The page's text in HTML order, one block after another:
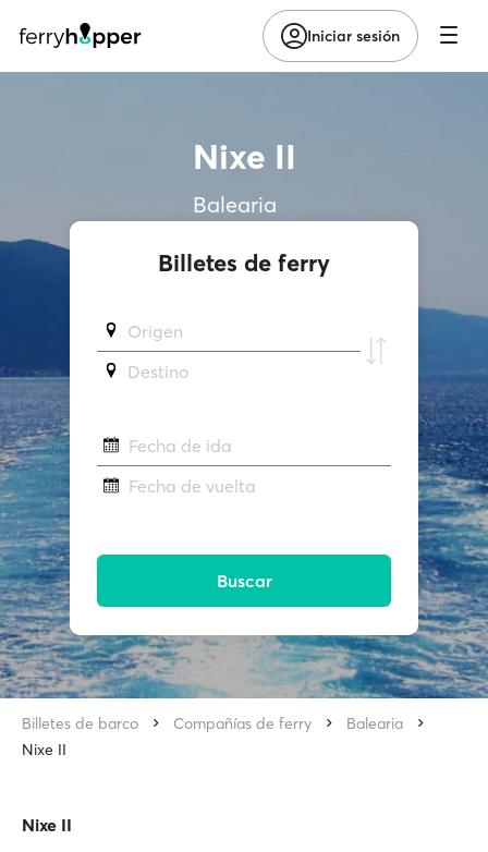
Iniciar sesión
Nixe II
Balearia
Billetes de ferry
Origen
Destino
Fecha de ida
Fecha de vuelta
Buscar
Billetes de barco Compañías de ferry
Balearia
Nixe II
Nixe II